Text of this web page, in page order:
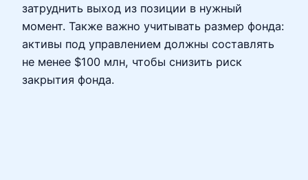
затруднить выход из позиции в нужный
момент. Также важно учитывать размер фонда:
активы под управлением должны составлять
не менее $100 млн, чтобы снизить риск
закрытия фонда.